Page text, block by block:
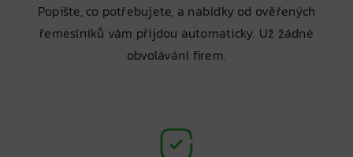
Popište, co potřebujete, a nabídky od ověřených
řemeslníků vám přijdou automaticky. Už žádné
obvolávání firem.